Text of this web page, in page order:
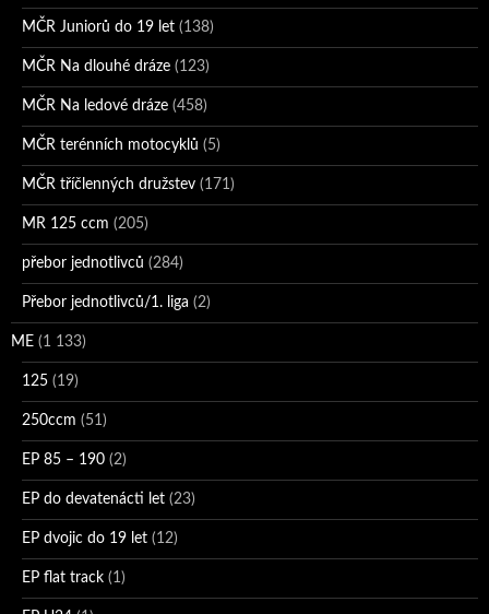
MČR Juniorů do 19 let (138)
MČR Na dlouhé dráze (123)
MČR Na ledové dráze (458)
MČR terénních motocyklů (5)
MČR tříčlenných družstev (171)
MR 125 ccm (205)
přebor jednotlivců (284)
Přebor jednotlivců/1. liga (2)
ME (1 133)
125 (19)
250ccm (51)
EP 85 – 190 (2)
EP do devatenácti let (23)
EP dvojic do 19 let (12)
EP flat track (1)